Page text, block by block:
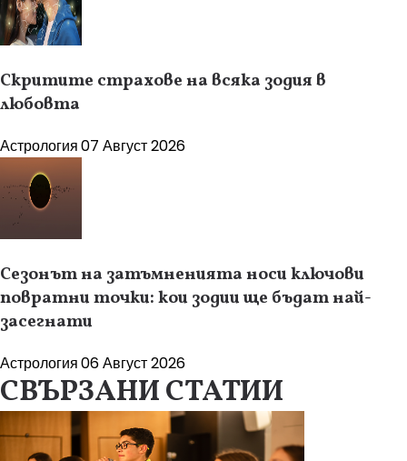
Скритите страхове на всяка зодия в
любовта
Астрология07 Август 2026
Сезонът на затъмненията носи ключови
повратни точки: кои зодии ще бъдат най-
засегнати
Астрология06 Август 2026
СВЪРЗАНИ СТАТИИ